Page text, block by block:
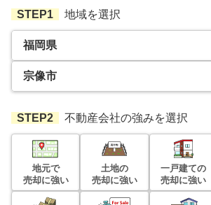
売却相場価格：1,200
パークセレノ玄海
所在地
売却相場価格：800万円
アンピール赤間駅前
所在地 福岡県宗像市赤間駅前2丁目188-2
売却相場価格： 1,900
グレイスコート学園前
STEP1 地域を選択
STEP2 不動産会社の強みを選択
地元で
売却に強い
土地の
売却に強い
一戸建ての
売却に強い